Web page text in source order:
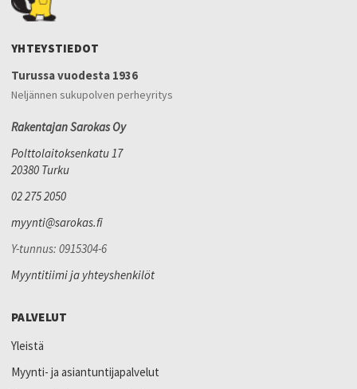
YHTEYSTIEDOT
Turussa vuodesta 1936
Neljännen sukupolven perheyritys
Rakentajan Sarokas Oy
Polttolaitoksenkatu 17
20380 Turku
02 275 2050
myynti@sarokas.fi
Y-tunnus: 0915304-6
Myyntitiimi ja yhteyshenkilöt
PALVELUT
Yleistä
Myynti- ja asiantuntijapalvelut